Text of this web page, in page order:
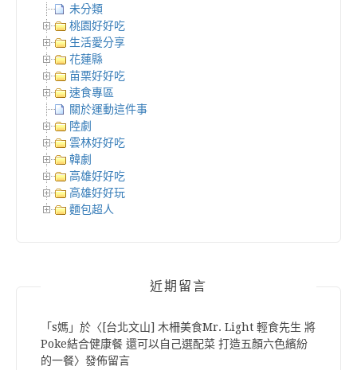
未分類
桃園好好吃
生活愛分享
花蓮縣
苗栗好好吃
速食專區
關於運動這件事
陸劇
雲林好好吃
韓劇
高雄好好吃
高雄好好玩
麵包超人
近期留言
「s媽 」於〈 [台北文山] 木柵美食Mr. Light 輕食先生 將
Poke結合健康餐 還可以自己選配菜 打造五顏六色繽紛
的一餐〉發佈留言